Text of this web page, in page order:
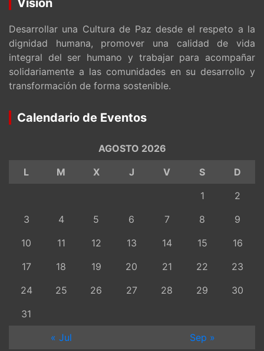
Visión
Desarrollar una Cultura de Paz desde el respeto a la
dignidad humana, promover una calidad de vida
integral del ser humano y trabajar para acompañar
solidariamente a las comunidades en su desarrollo y
transformación de forma sostenible.
Calendario de Eventos
AGOSTO 2026
L
M X J V S
D
1
2
3
4 5 6 7 8
9
10
11 12 13 14 15
16
17
18 19 20 21 22
23
24
25 26 27 28 29
30
31
« Jul
Sep »